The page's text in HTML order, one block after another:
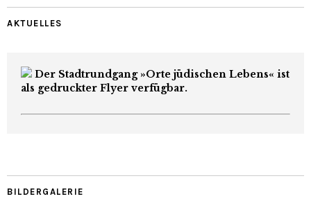
AKTUELLES
Der Stadtrundgang »Orte jüdischen Lebens« ist
als gedruckter Flyer verfügbar.
BILDERGALERIE